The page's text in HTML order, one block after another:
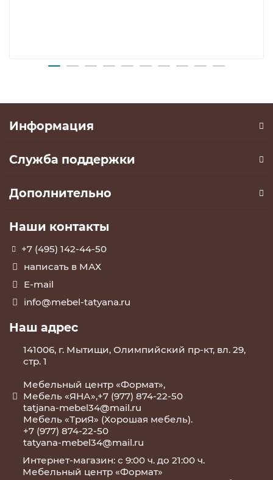
Информация
Служба поддержки
Дополнительно
Наши контакты
+7 (495) 142-44-50
написать в МАХ
E-mail
info@mebel-tatyana.ru
Наш адрес
141006, г. Мытищи, Олимпийский пр-кт, вл. 29,
стр. 1
Мебельный центр «Формат»,
Мебель «ЯНА»,+7 (977) 874-22-50
tatjana-mebel34@mail.ru
Мебель «ТриЯ» (Хорошая мебель).
+7 (977) 874-22-50
tatyana-mebel34@mail.ru
Интернет-магазин: с 9:00 ч. до 21:00 ч.
Мебельный центр «Формат»